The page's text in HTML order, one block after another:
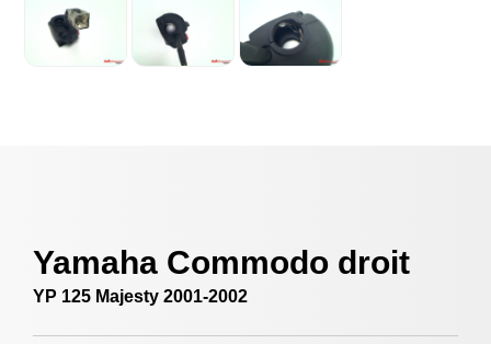
Yamaha Commodo droit
YP 125 Majesty 2001-2002